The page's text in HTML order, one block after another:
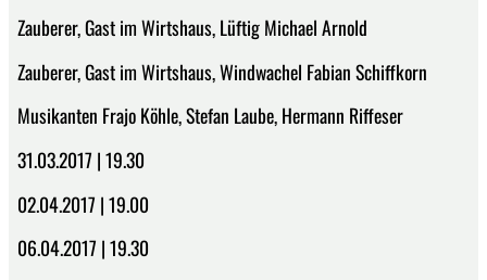
Zauberer, Gast im Wirtshaus, Lüftig Michael Arnold
Zauberer, Gast im Wirtshaus, Windwachel Fabian Schiffkorn
Musikanten Frajo Köhle, Stefan Laube, Hermann Riffeser
31.03.2017 | 19.30
02.04.2017 | 19.00
06.04.2017 | 19.30